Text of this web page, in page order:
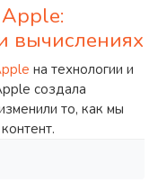
вычислениях
на технологии и
создала
то, как мы